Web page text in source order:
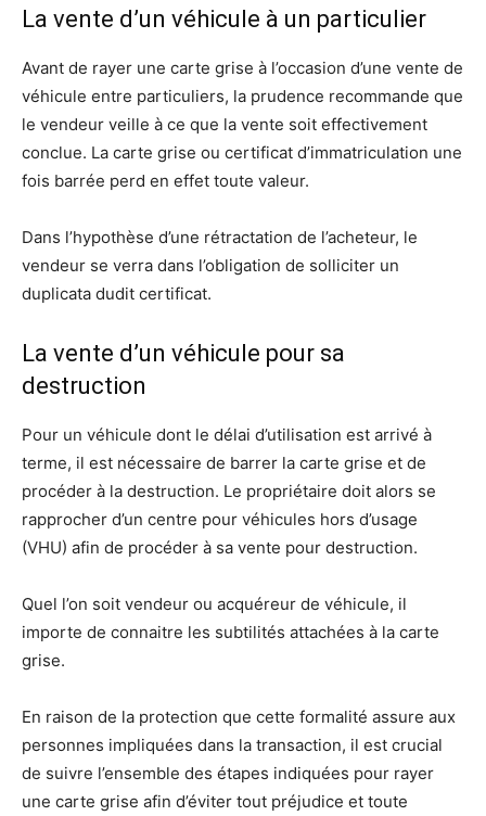
La vente d’un véhicule à un particulier
Avant de rayer une carte grise à l’occasion d’une vente de
véhicule entre particuliers, la prudence recommande que
le vendeur veille à ce que la vente soit effectivement
conclue. La carte grise ou certificat d’immatriculation une
fois barrée perd en effet toute valeur.
Dans l’hypothèse d’une rétractation de l’acheteur, le
vendeur se verra dans l’obligation de solliciter un
duplicata dudit certificat.
La vente d’un véhicule pour sa
destruction
Pour un véhicule dont le délai d’utilisation est arrivé à
terme, il est nécessaire de barrer la carte grise et de
procéder à la destruction. Le propriétaire doit alors se
rapprocher d’un centre pour véhicules hors d’usage
(VHU) afin de procéder à sa vente pour destruction.
Quel l’on soit vendeur ou acquéreur de véhicule, il
importe de connaitre les subtilités attachées à la carte
grise.
En raison de la protection que cette formalité assure aux
personnes impliquées dans la transaction, il est crucial
de suivre l’ensemble des étapes indiquées pour rayer
une carte grise afin d’éviter tout préjudice et toute